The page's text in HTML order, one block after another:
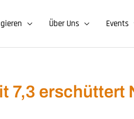
Über Uns Events
7,3 erschüttert